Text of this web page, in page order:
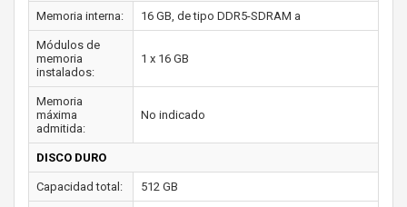
Memoria interna: 16 GB, de tipo DDR5-SDRAM a
Módulos de
memoria
instalados:
1 x 16 GB
Memoria
máxima
admitida:
No indicado
DISCO DURO
Capacidad total: 512 GB